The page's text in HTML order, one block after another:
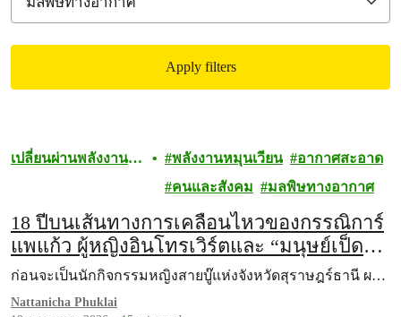
Apply filters
เปลี่ยนผ่านพลังงานที่
พลังงานหมุนเวียน
อากาศสะอาด
คนและสังคม
มลพิษทางอากาศ
18 ปีบนเส้นทางการเคลื่อนไหวของกรรณิการ์
แพแก้ว ผู้หญิงอินโทรเวิร์ตและ “มนุษย์เป็ด” ผู้
สกัดโรงไฟฟ้าด้วยวิธีต่อสู้ในแบบของตัวเอง
ก่อนจะเป็นนักกิจกรรมหญิงสายบู๊แห่งจังหวัดสุราษฎร์ธานี ผ…
Nattanicha Phuklai